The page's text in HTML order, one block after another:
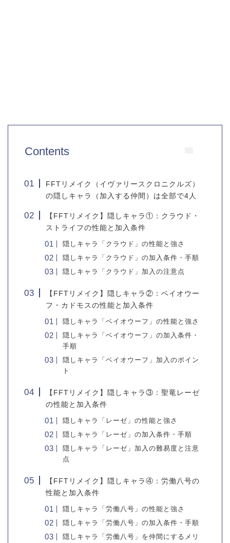
Contents
FFTリメイク（イヴァリースクロニクルズ）
の隠しキャラ（加入する仲間）は全部で4人
【FFTリメイク】隠しキャラ①：クラウド・
ストライフの性能と加入条件
隠しキャラ「クラウド」の性能と強さ
隠しキャラ「クラウド」の加入条件・手順
隠しキャラ「クラウド」加入の注意点
【FFTリメイク】隠しキャラ②：ベイオウー
フ・カドモスの性能と加入条件
隠しキャラ「ベイオウーフ」の性能と強さ
隠しキャラ「ベイオウーフ」の加入条件・
手順
隠しキャラ「ベイオウーフ」加入のポイン
ト
【FFTリメイク】隠しキャラ③：聖竜レーゼ
の性能と加入条件
隠しキャラ「レーゼ」の性能と強さ
隠しキャラ「レーゼ」の加入条件・手順
隠しキャラ「レーゼ」加入の難易度と注意
点
【FFTリメイク】隠しキャラ④：労働八号の
性能と加入条件
隠しキャラ「労働八号」の性能と強さ
隠しキャラ「労働八号」の加入条件・手順
隠しキャラ「労働八号」を仲間にするメリ